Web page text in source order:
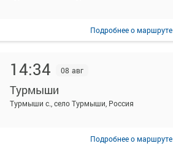
Подробнеео маршруте
14:34 08 авг
Турмыши
Турмыши с., село Турмыши, Россия
Подробнеео маршруте